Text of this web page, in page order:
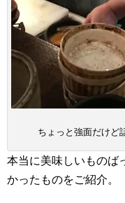
ちょっと強面だけど
本当に美味しいものば
かったものをご紹介。